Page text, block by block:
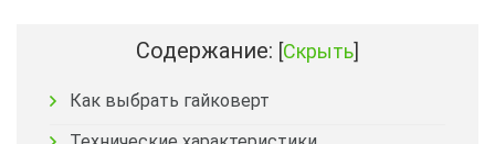
Содержание: [Скрыть]
Как выбрать гайковерт